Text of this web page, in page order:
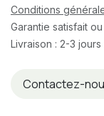
Conditions
Garantie satisfait
Livraison : 2-3
Contactez-